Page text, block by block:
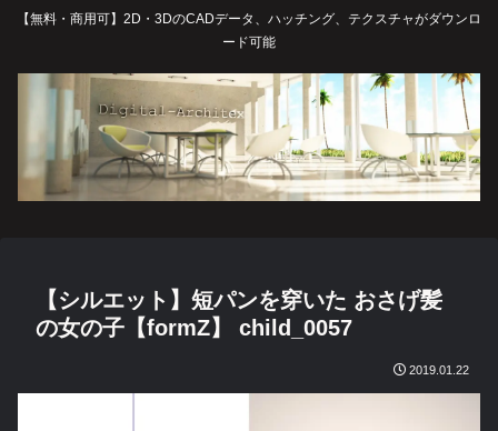
【無料・商用可】2D・3DのCADデータ、ハッチング、テクスチャがダウンロ
ード可能
【シルエット】短パンを穿いた おさげ髪
の女の子【formZ】 child_0057
2019.01.22